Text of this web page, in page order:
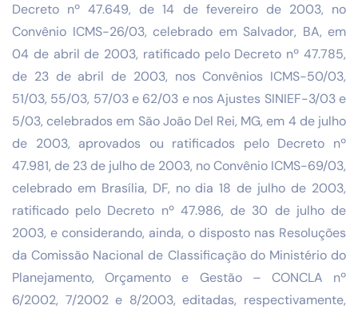
Decreto nº 47.649, de 14 de fevereiro de 2003, no
Convênio ICMS-26/03, celebrado em Salvador, BA, em
04 de abril de 2003, ratificado pelo Decreto nº 47.785,
de 23 de abril de 2003, nos Convênios ICMS-50/03,
51/03, 55/03, 57/03 e 62/03 e nos Ajustes SINIEF-3/03 e
5/03, celebrados em São João Del Rei, MG, em 4 de julho
de 2003, aprovados ou ratificados pelo Decreto nº
47.981, de 23 de julho de 2003, no Convênio ICMS-69/03,
celebrado em Brasília, DF, no dia 18 de julho de 2003,
ratificado pelo Decreto nº 47.986, de 30 de julho de
2003, e considerando, ainda, o disposto nas Resoluções
da Comissão Nacional de Classificação do Ministério do
Planejamento, Orçamento e Gestão – CONCLA nº
6/2002, 7/2002 e 8/2003, editadas, respectivamente,